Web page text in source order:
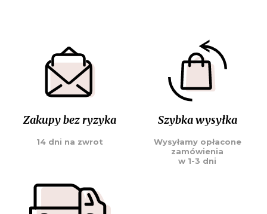
Zakupy bez ryzyka
14 dni na zwrot
Szybka wysyłka
Wysyłamy opłacone
zamówienia
w 1-3 dni